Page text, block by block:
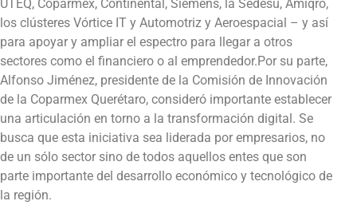
UTEQ, Coparmex, Continental, Siemens, la Sedesu, Amiqro,
los clústeres Vórtice IT y Automotriz y Aeroespacial – y así
para apoyar y ampliar el espectro para llegar a otros
sectores como el financiero o al emprendedor.Por su parte,
Alfonso Jiménez, presidente de la Comisión de Innovación
de la Coparmex Querétaro, consideró importante establecer
una articulación en torno a la transformación digital. Se
busca que esta iniciativa sea liderada por empresarios, no
de un sólo sector sino de todos aquellos entes que son
parte importante del desarrollo económico y tecnológico de
la región.